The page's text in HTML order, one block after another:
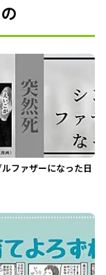
ファザーになった日